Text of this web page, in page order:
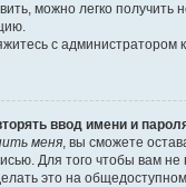
можно легко
с администратором
ввод имени и
меня, вы сможете
Для того чтобы вам
это на